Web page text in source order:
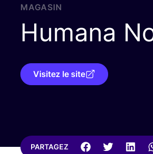
MAGASIN
Humana
Visitez le site
PARTAGEZ